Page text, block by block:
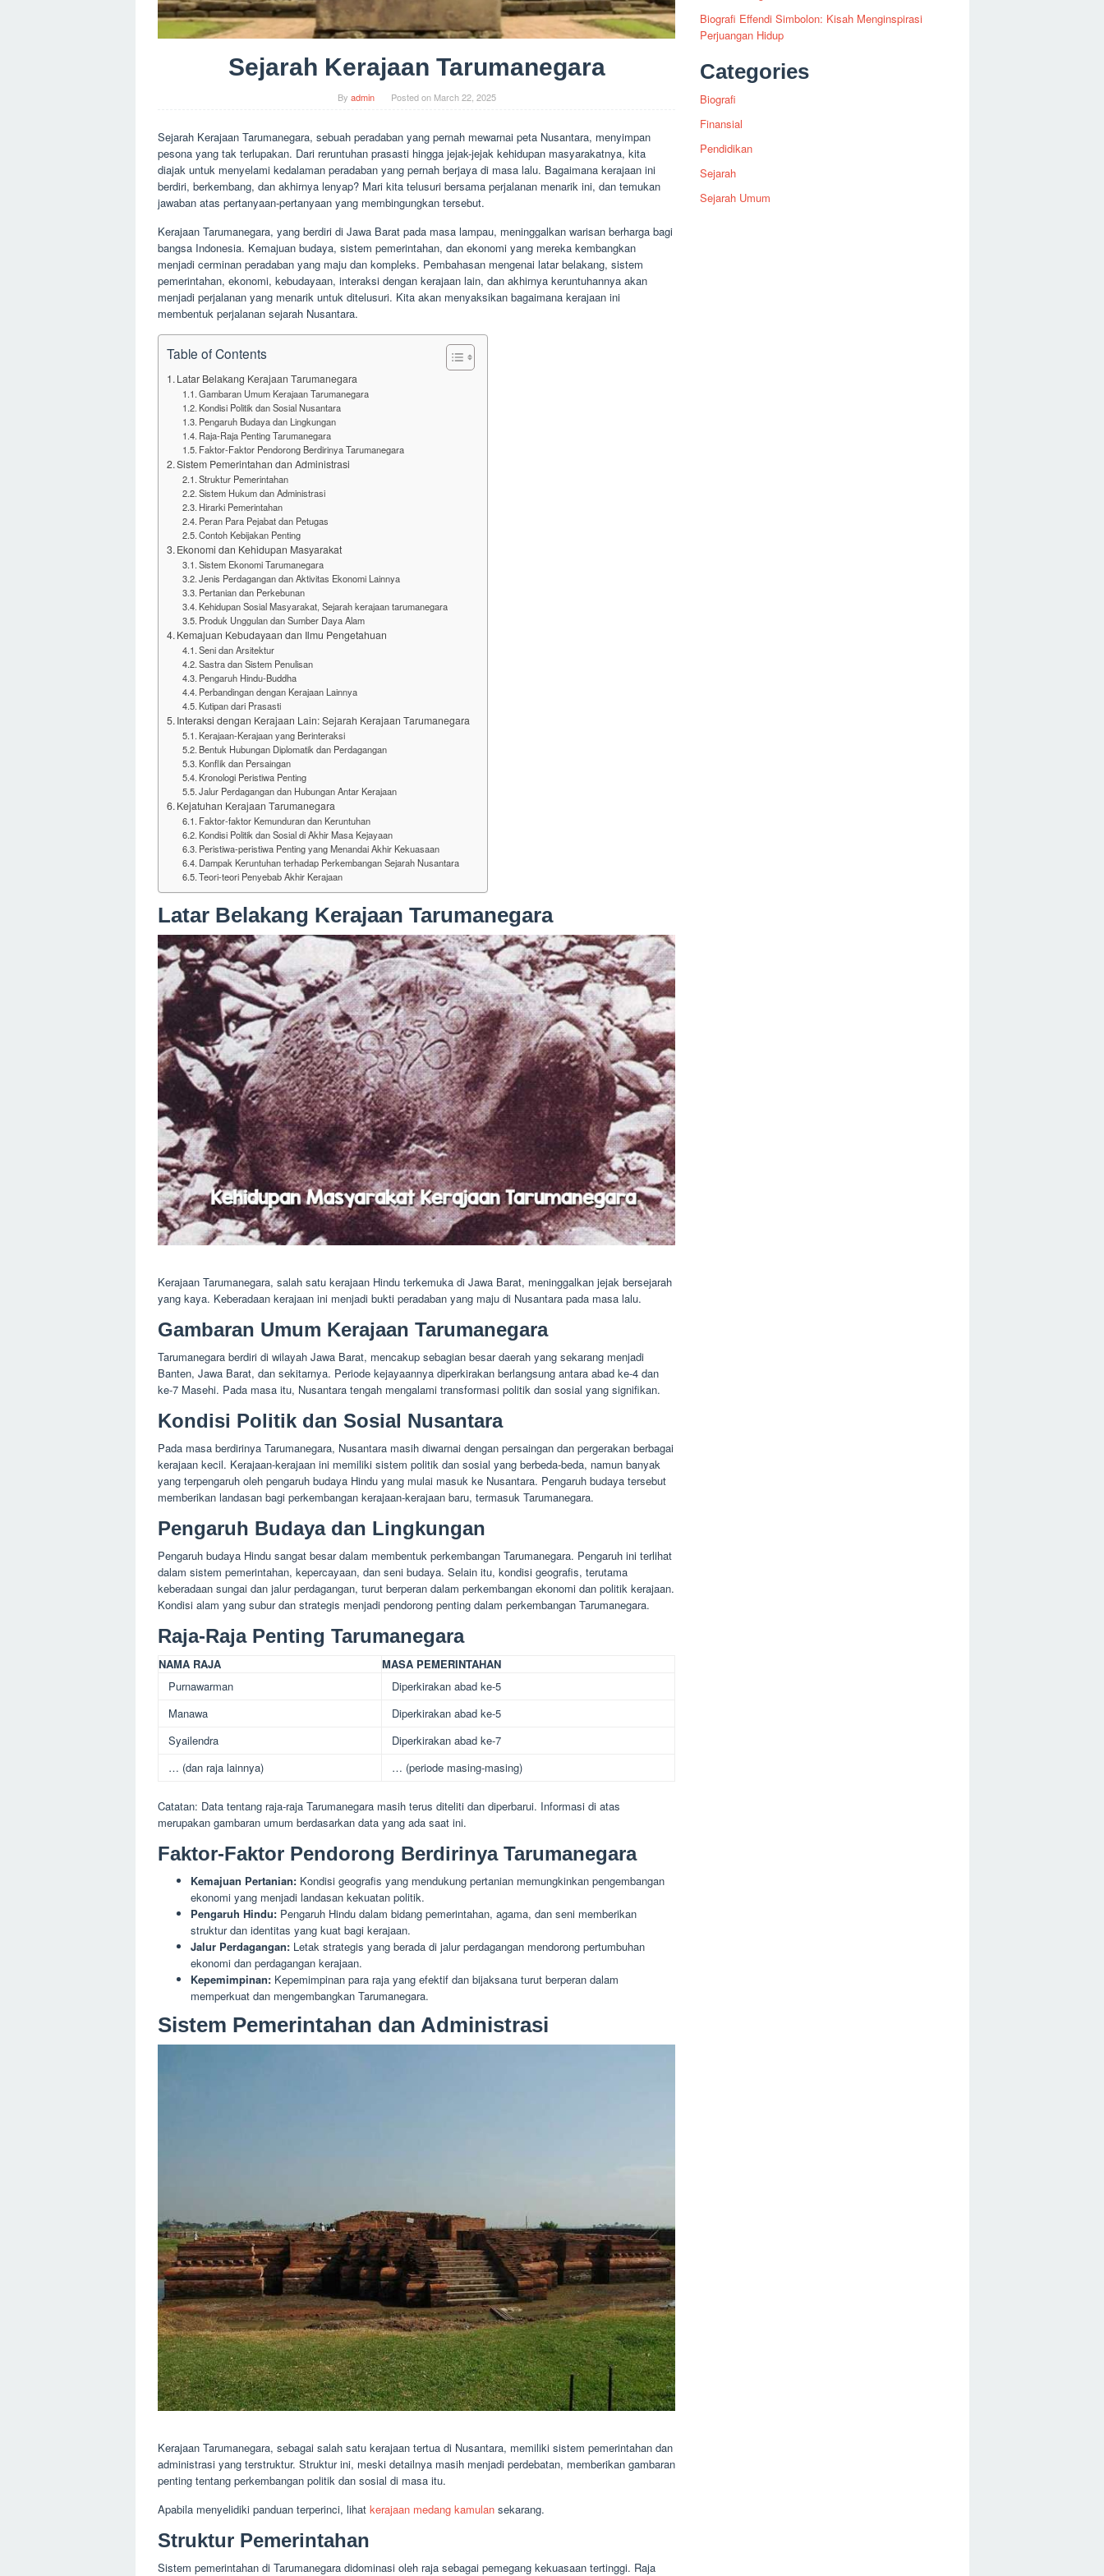
Sejarah Kerajaan Tarumanegara
By admin Posted on March 22, 2025
Sejarah Kerajaan Tarumanegara, sebuah peradaban yang pernah mewarnai peta Nusantara, menyimpan
pesona yang tak terlupakan. Dari reruntuhan prasasti hingga jejak-jejak kehidupan masyarakatnya, kita
diajak untuk menyelami kedalaman peradaban yang pernah berjaya di masa lalu. Bagaimana kerajaan ini
berdiri, berkembang, dan akhirnya lenyap? Mari kita telusuri bersama perjalanan menarik ini, dan temukan
jawaban atas pertanyaan-pertanyaan yang membingungkan tersebut.
Kerajaan Tarumanegara, yang berdiri di Jawa Barat pada masa lampau, meninggalkan warisan berharga bagi
bangsa Indonesia. Kemajuan budaya, sistem pemerintahan, dan ekonomi yang mereka kembangkan
menjadi cerminan peradaban yang maju dan kompleks. Pembahasan mengenai latar belakang, sistem
pemerintahan, ekonomi, kebudayaan, interaksi dengan kerajaan lain, dan akhirnya keruntuhannya akan
menjadi perjalanan yang menarik untuk ditelusuri. Kita akan menyaksikan bagaimana kerajaan ini
membentuk perjalanan sejarah Nusantara.
Table of Contents
Latar Belakang Kerajaan Tarumanegara
Gambaran Umum Kerajaan Tarumanegara
Kondisi Politik dan Sosial Nusantara
Pengaruh Budaya dan Lingkungan
Raja-Raja Penting Tarumanegara
Faktor-Faktor Pendorong Berdirinya Tarumanegara
Sistem Pemerintahan dan Administrasi
Struktur Pemerintahan
Sistem Hukum dan Administrasi
Hirarki Pemerintahan
Peran Para Pejabat dan Petugas
Contoh Kebijakan Penting
Ekonomi dan Kehidupan Masyarakat
Sistem Ekonomi Tarumanegara
Jenis Perdagangan dan Aktivitas Ekonomi Lainnya
Pertanian dan Perkebunan
Kehidupan Sosial Masyarakat, Sejarah kerajaan tarumanegara
Produk Unggulan dan Sumber Daya Alam
Kemajuan Kebudayaan dan Ilmu Pengetahuan
Seni dan Arsitektur
Sastra dan Sistem Penulisan
Pengaruh Hindu-Buddha
Perbandingan dengan Kerajaan Lainnya
Kutipan dari Prasasti
Interaksi dengan Kerajaan Lain: Sejarah Kerajaan Tarumanegara
Kerajaan-Kerajaan yang Berinteraksi
Bentuk Hubungan Diplomatik dan Perdagangan
Konflik dan Persaingan
Kronologi Peristiwa Penting
Jalur Perdagangan dan Hubungan Antar Kerajaan
Kejatuhan Kerajaan Tarumanegara
Faktor-faktor Kemunduran dan Keruntuhan
Kondisi Politik dan Sosial di Akhir Masa Kejayaan
Peristiwa-peristiwa Penting yang Menandai Akhir Kekuasaan
Dampak Keruntuhan terhadap Perkembangan Sejarah Nusantara
Teori-teori Penyebab Akhir Kerajaan
Latar Belakang Kerajaan Tarumanegara
Kerajaan Tarumanegara, salah satu kerajaan Hindu terkemuka di Jawa Barat, meninggalkan jejak bersejarah
yang kaya. Keberadaan kerajaan ini menjadi bukti peradaban yang maju di Nusantara pada masa lalu.
Gambaran Umum Kerajaan Tarumanegara
Tarumanegara berdiri di wilayah Jawa Barat, mencakup sebagian besar daerah yang sekarang menjadi
Banten, Jawa Barat, dan sekitarnya. Periode kejayaannya diperkirakan berlangsung antara abad ke-4 dan
ke-7 Masehi. Pada masa itu, Nusantara tengah mengalami transformasi politik dan sosial yang signifikan.
Kondisi Politik dan Sosial Nusantara
Pada masa berdirinya Tarumanegara, Nusantara masih diwarnai dengan persaingan dan pergerakan berbagai
kerajaan kecil. Kerajaan-kerajaan ini memiliki sistem politik dan sosial yang berbeda-beda, namun banyak
yang terpengaruh oleh pengaruh budaya Hindu yang mulai masuk ke Nusantara. Pengaruh budaya tersebut
memberikan landasan bagi perkembangan kerajaan-kerajaan baru, termasuk Tarumanegara.
Pengaruh Budaya dan Lingkungan
Pengaruh budaya Hindu sangat besar dalam membentuk perkembangan Tarumanegara. Pengaruh ini terlihat
dalam sistem pemerintahan, kepercayaan, dan seni budaya. Selain itu, kondisi geografis, terutama
keberadaan sungai dan jalur perdagangan, turut berperan dalam perkembangan ekonomi dan politik kerajaan.
Kondisi alam yang subur dan strategis menjadi pendorong penting dalam perkembangan Tarumanegara.
Raja-Raja Penting Tarumanegara
NAMA RAJA
MASA PEMERINTAHAN
Purnawarman
Diperkirakan abad ke-5
Manawa
Diperkirakan abad ke-5
Syailendra
Diperkirakan abad ke-7
… (dan raja lainnya)
… (periode masing-masing)
Catatan: Data tentang raja-raja Tarumanegara masih terus diteliti dan diperbarui. Informasi di atas
merupakan gambaran umum berdasarkan data yang ada saat ini.
Faktor-Faktor Pendorong Berdirinya Tarumanegara
Kemajuan Pertanian: Kondisi geografis yang mendukung pertanian memungkinkan pengembangan
ekonomi yang menjadi landasan kekuatan politik.
Pengaruh Hindu: Pengaruh Hindu dalam bidang pemerintahan, agama, dan seni memberikan
struktur dan identitas yang kuat bagi kerajaan.
Jalur Perdagangan: Letak strategis yang berada di jalur perdagangan mendorong pertumbuhan
ekonomi dan perdagangan kerajaan.
Kepemimpinan: Kepemimpinan para raja yang efektif dan bijaksana turut berperan dalam
memperkuat dan mengembangkan Tarumanegara.
Sistem Pemerintahan dan Administrasi
Kerajaan Tarumanegara, sebagai salah satu kerajaan tertua di Nusantara, memiliki sistem pemerintahan dan
administrasi yang terstruktur. Struktur ini, meski detailnya masih menjadi perdebatan, memberikan gambaran
penting tentang perkembangan politik dan sosial di masa itu.
Apabila menyelidiki panduan terperinci, lihat kerajaan medang kamulan sekarang.
Struktur Pemerintahan
Sistem pemerintahan di Tarumanegara didominasi oleh raja sebagai pemegang kekuasaan tertinggi. Raja
Biografi Effendi Simbolon: Kisah Menginspirasi
Perjuangan Hidup
Categories
Biografi
Finansial
Pendidikan
Sejarah
Sejarah Umum